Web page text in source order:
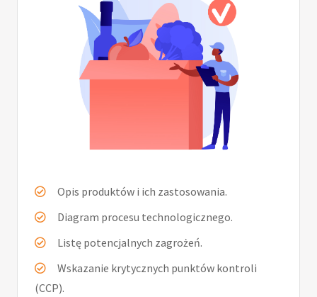
Opis produktów i ich zastosowania.
Diagram procesu technologicznego.
Listę potencjalnych zagrożeń.
Wskazanie krytycznych punktów kontroli
(CCP).